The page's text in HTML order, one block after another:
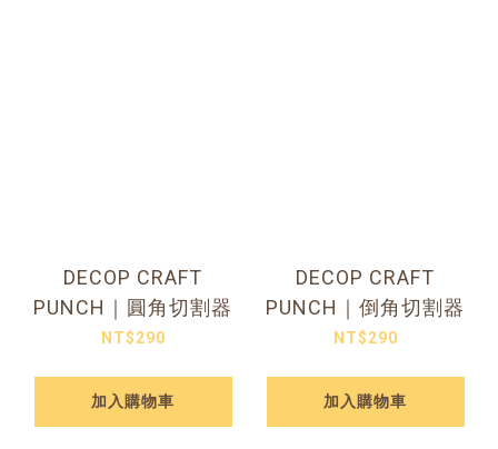
DECOP CRAFT
PUNCH｜圓角切割器
NT$290
加入購物車
DECOP CRAFT
PUNCH｜倒角切割器
NT$290
加入購物車